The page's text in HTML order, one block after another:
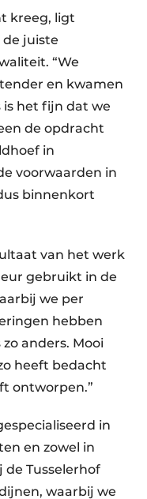
kreeg, ligt
de juiste
“We
en kwamen
is het fijn dat we
de opdracht
in
voorwaarden in
binnenkort
van het werk
gebruikt in de
we per
hebben
anders. Mooi
heeft bedacht
ontworpen.”
in
en zowel in
de Tusselerhof
waarbij we